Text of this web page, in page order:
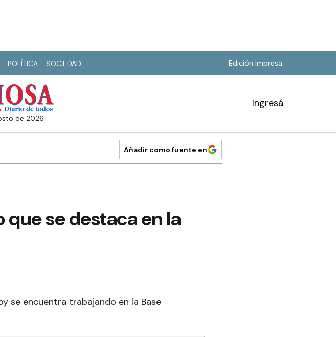
POLÍTICA SOCIEDAD Edición Impresa
de 2026
Ingresá
Añadir como fuente en
se destaca en la
se encuentra trabajando en la Base